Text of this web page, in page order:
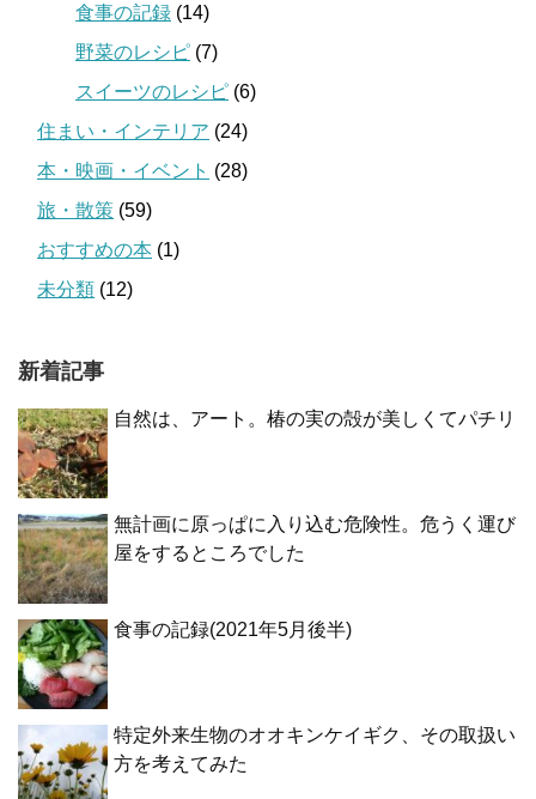
食事の記録 (14)
野菜のレシピ (7)
スイーツのレシピ (6)
住まい・インテリア (24)
本・映画・イベント (28)
旅・散策 (59)
おすすめの本 (1)
未分類 (12)
新着記事
自然は、アート。椿の実の殻が美しくてパチリ
無計画に原っぱに入り込む危険性。危うく運び
屋をするところでした
食事の記録(2021年5月後半)
特定外来生物のオオキンケイギク、その取扱い
方を考えてみた